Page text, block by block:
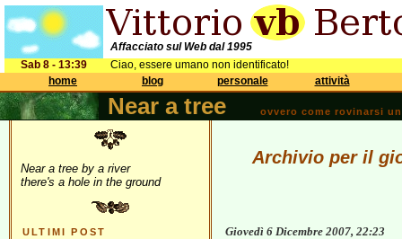
Affacciato sul Web dal 1995
Sab 8 - 13:39
Ciao, essere umano non identificato!
home
blog personale attività
Near a tree ovvero come rovinarsi
Near a tree by a river
there's a hole in the ground
ULTIMI POST
Archivio per il
Giovedì 6 Dicembre 2007, 22:23